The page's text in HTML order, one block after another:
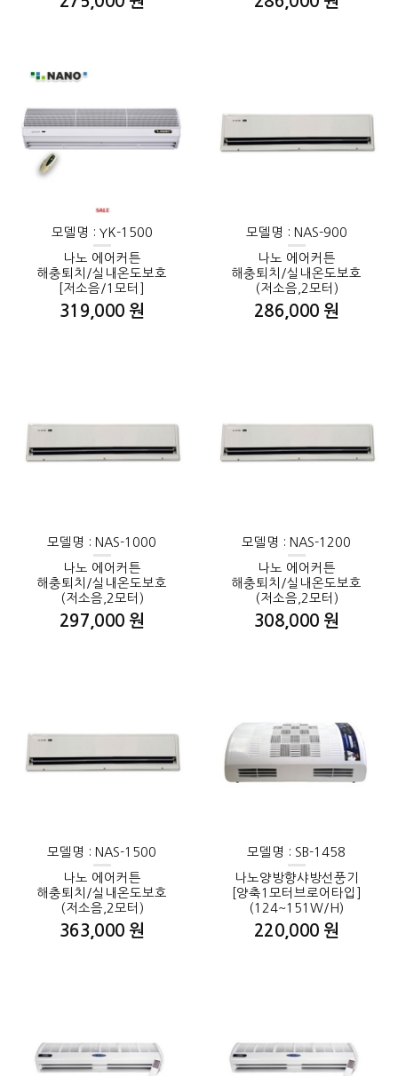
모델명 : YK-1500
나노 에어커튼
해충퇴치/실내온도보호
[저소음/1모터]
319,000 원
모델명 : NAS-900
나노 에어커튼
해충퇴치/실내온도보호
(저소음,2모터)
286,000 원
모델명 : NAS-1000
나노 에어커튼
해충퇴치/실내온도보호
(저소음,2모터)
297,000 원
모델명 : NAS-1200
나노 에어커튼
해충퇴치/실내온도보호
(저소음,2모터)
308,000 원
모델명 : NAS-1500
나노 에어커튼
해충퇴치/실내온도보호
(저소음,2모터)
363,000 원
모델명 : SB-1458
나노양방향샤방선풍기
[양축1모터브로어타입]
(124~151W/H)
220,000 원